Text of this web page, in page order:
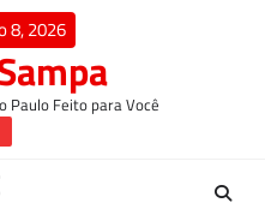
8, 2026
Paulo Feito para Você